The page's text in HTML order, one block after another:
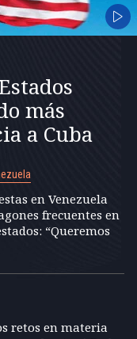
más
a Cuba
en Venezuela
frecuentes en
“Queremos
retos en materia